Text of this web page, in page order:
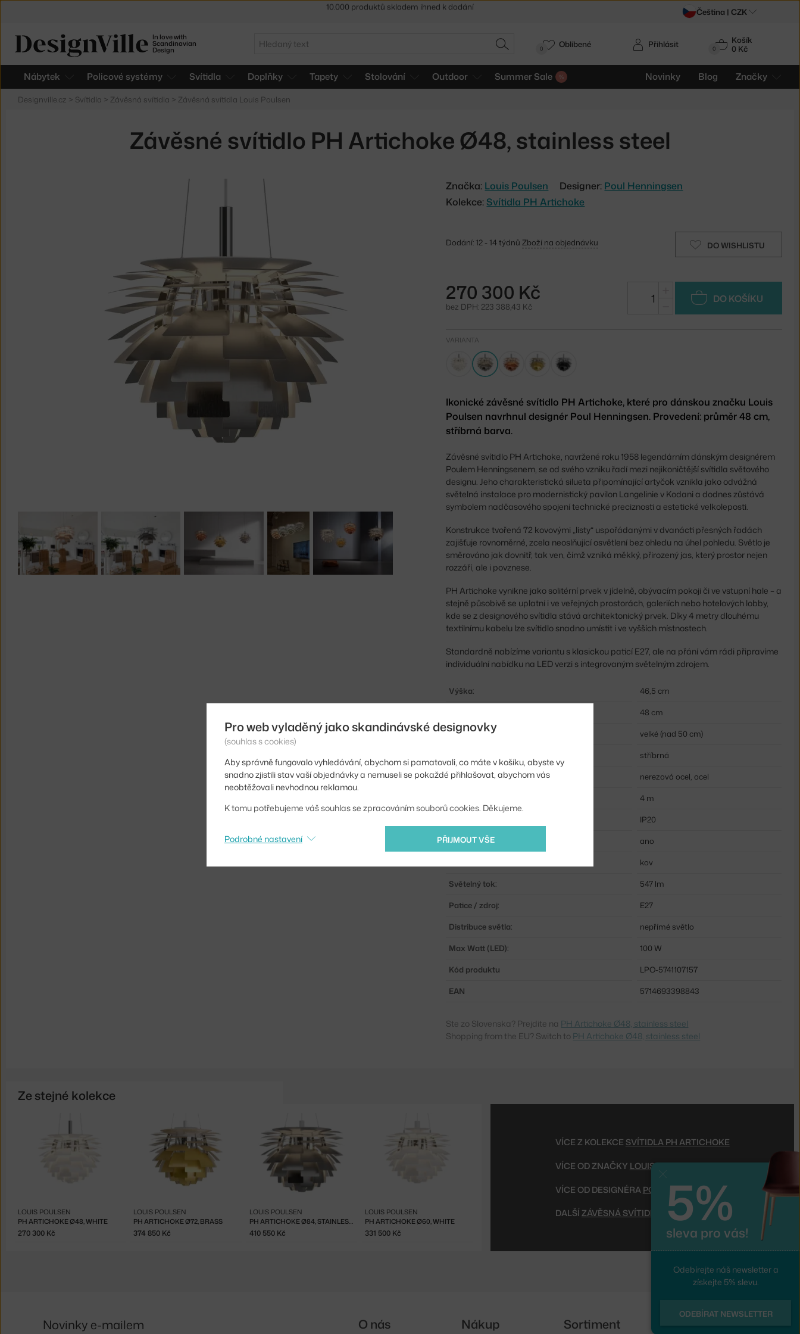
In love with
Scandinavian
Design
Hledat
HLEDAT 0
Košík
0 Kč
Nábytek Policové systémy Svítidla Doplňky Tapety Stolování Outdoor Summer Sale Novinky Blog Značky
Přihlásit
0 Oblíbené
Designville.cz > Svítidla > Závěsná svítidla > Závěsná svítidla Louis Poulsen
Závěsné svítidlo PH Artichoke Ø48, stainless steel
Značka: Louis Poulsen Designer: Poul Henningsen
Kolekce: Svítidla PH Artichoke
DO WISHLISTU
Dodání: 12 - 14 týdnůZboží na objednávku
270 300 Kč
bez DPH: 223 388,43 Kč
DO KOŠÍKU
VARIANTA
Ikonické závěsné svítidlo PH Artichoke, které pro dánskou značku Louis
Poulsen navrhnul designér Poul Henningsen. Provedení: průměr 48 cm,
stříbrná barva.
Závěsné svítidlo PH Artichoke, navržené roku 1958 legendárním dánským designérem
Poulem Henningsenem, se od svého vzniku řadí mezi nejikoničtější svítidla světového
designu. Jeho charakteristická silueta připomínající artyčok vznikla jako odvážná
světelná instalace pro modernistický pavilon Langelinie v Kodani a dodnes zůstává
symbolem nadčasového spojení technické preciznosti a estetické velkoleposti.
Konstrukce tvořená 72 kovovými „listy“ uspořádanými v dvanácti přesných řadách
zajišťuje rovnoměrné, zcela neoslňující osvětlení bez ohledu na úhel pohledu. Světlo je
směrováno jak dovnitř, tak ven, čímž vzniká měkký, přirozený jas, který prostor nejen
rozzáří, ale i povznese.
PH Artichoke vynikne jako solitérní prvek v jídelně, obývacím pokoji či ve vstupní hale – a
stejně působivě se uplatní i ve veřejných prostorách, galeriích nebo hotelových lobby,
kde se z designového svítidla stává architektonický prvek. Díky 4 metry dlouhému
textilnímu kabelu lze svítidlo snadno umístit i ve vyšších místnostech.
Standardně nabízíme variantu s klasickou paticí E27, ale na přání vám rádi připravíme
individuální nabídku na LED verzi s integrovaným světelným zdrojem.
Výška:
46,5 cm
48 cm
Velikost svítidla:
velké (nad 50 cm)
stříbrná
Materiál:
nerezová ocel, ocel
4 m
IP20
Obsahuje stropní krytku:
ano
kov
Světelný tok:
547 lm
Patice / zdroj:
E27
Distribuce světla:
nepřímé světlo
Max Watt (LED):
100 W
Kód produktu
LPO-5741107157
EAN
5714693398843
Ste zo Slovenska? Prejdite na PH Artichoke Ø48, stainless steel
Shopping from the EU? Switch to PH Artichoke Ø48, stainless steel
Ze stejné kolekce
PH ARTICHOKE Ø48, WHITE
LOUIS POULSEN
270 300 Kč
PH ARTICHOKE Ø72, BRASS
LOUIS POULSEN
374 850 Kč
PH ARTICHOKE Ø84, STAINLESS STEEL
LOUIS POULSEN
410 550 Kč
PH ARTICHOKE Ø60, WHITE
LOUIS POULSEN
331 500 Kč
VÍCE Z KOLEKCE SVÍTIDLA PH ARTICHOKE
VÍCE OD ZNAČKY LOUIS POULSEN
VÍCE OD DESIGNÉRA POUL HENNINGSEN
DALŠÍ ZÁVĚSNÁ SVÍTIDLA
Sleva 5 % pro odběratele newsletteru Čeština | CZK
Pro web vyladěný jako skandinávské designovky
(souhlas s cookies)
Aby správně fungovalo vyhledávání, abychom si pamatovali, co máte v košíku, abyste vy
snadno zjistili stav vaší objednávky a nemuseli se pokaždé přihlašovat, abychom vás
neobtěžovali nevhodnou reklamou.
K tomu potřebujeme váš souhlas se zpracováním souborů cookies. Děkujeme.
PŘIJMOUT VŠE
Podrobné nastavení
5%
sleva pro vás!
Odebírejte náš newsletter a
získejte 5% slevu.
ODEBÍRAT NEWSLETTER
Novinky e-mailem O nás Nákup Sortiment